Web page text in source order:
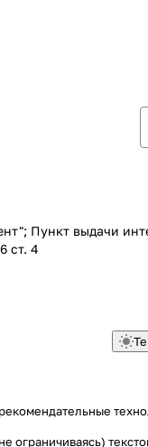
Пункт выдачи
ст. 4
рекомендательные
ограничиваясь)